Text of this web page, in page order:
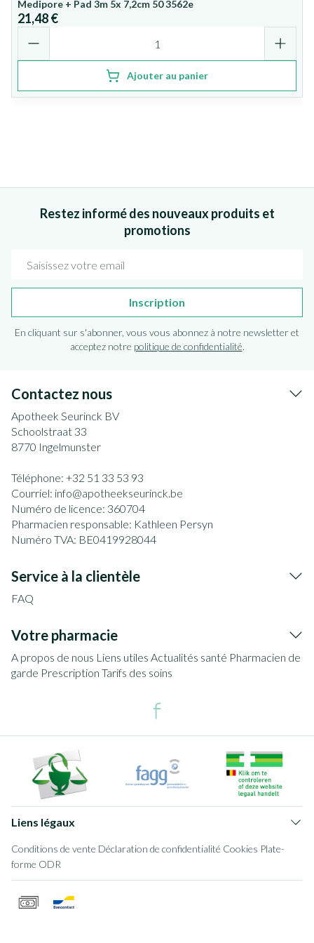
Medipore + Pad 3m 5x 7,2cm 50 3562e
21,48 €
Ajouter au panier
Restez informé des nouveaux produits et
promotions
Inscription
En cliquant sur s'abonner, vous vous abonnez à notre newsletter et
acceptez notre politique de confidentialité.
Contactez nous
Apotheek Seurinck BV
Schoolstraat 33
8770 Ingelmunster
Téléphone: +32 51 33 53 93
Courriel: info@apotheekseurinck.be
Numéro de licence: 360704
Pharmacien responsable: Kathleen Persyn
Numéro TVA: BE0419928044
Service à la clientèle
FAQ
Votre pharmacie
A propos de nous Liens utiles Actualités santé Pharmacien de
garde Prescription Tarifs des soins
Liens légaux
Conditions de vente Déclaration de confidentialité Cookies Plate-
forme ODR